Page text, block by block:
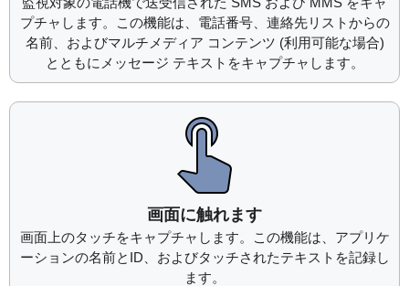
プチャします。この機能は、電話番号、連絡先リストからの
名前、およびマルチメディア コンテンツ (利用可能な場合)
とともにメッセージ テキストをキャプチャします。
画面に触れます
画面上のタッチをキャプチャします。この機能は、アプリケ
ーションの名前とID、およびタッチされたテキストを記録し
ます。